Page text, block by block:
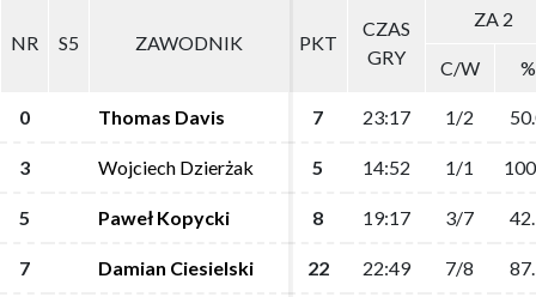
NR S5 ZAWODNIK PKT
CZAS
GRY
ZA 2
C/W %
0 Thomas Davis 7 23:17 1/2
3 Wojciech Dzierżak 5 14:52 1/1
5 Paweł Kopycki 8 19:17 3/7
7 Damian Ciesielski 22 22:49 7/8
NR S5 ZAWODNIK PKT
CZAS
GRY
ZA 2
C/W %
0 Thomas Davis 7 23:17 1/2
3 Wojciech Dzierżak 5 14:52 1/1
5 Paweł Kopycki 8 19:17 3/7
7 Damian Ciesielski 22 22:49 7/8